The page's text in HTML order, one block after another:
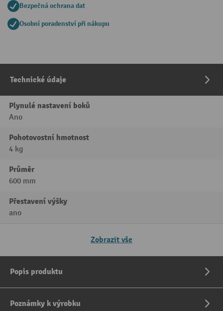
Bezpečná ochrana dat
Osobní poradenství při nákupu
Technické údaje
Plynulé nastavení boků
Ano
Pohotovostní hmotnost
4 kg
Průměr
600 mm
Přestavení výšky
ano
Zobrazit vše
Popis produktu
Poznámky k výrobku